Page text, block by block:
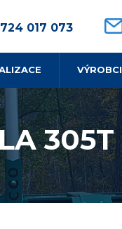
017 073
VÝROBCI
305T